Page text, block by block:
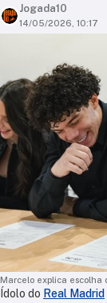
Jogada10
14/05/2026, 10:17
Marcelo explica
Ídolo do Real Madrid